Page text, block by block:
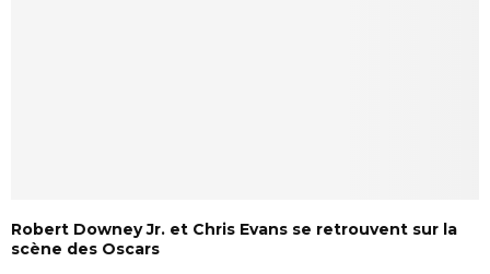
Robert Downey Jr. et Chris Evans se retrouvent sur la
scène des Oscars